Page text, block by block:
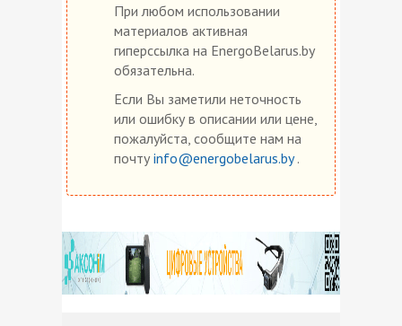
При любом использовании
материалов активная
гиперссылка на EnergoBelarus.by
обязательна.
Если Вы заметили неточность
или ошибку в описании или цене,
пожалуйста, сообщите нам на
почту info@energobelarus.by.